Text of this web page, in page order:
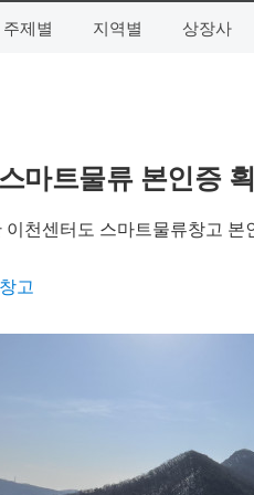
주제별 지역별 상장사
마트물류 본인증
천센터도 스마트물류창고 본
고